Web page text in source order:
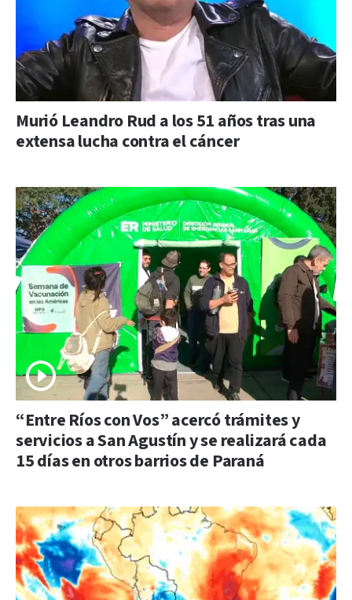
Murió Leandro Rud a los 51 años tras una
extensa lucha contra el cáncer
“Entre Ríos con Vos” acercó trámites y
servicios a San Agustín y se realizará cada
15 días en otros barrios de Paraná